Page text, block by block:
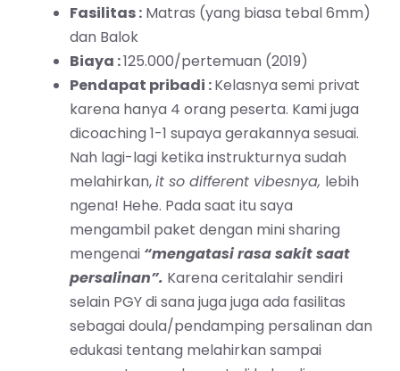
Fasilitas : Matras (yang biasa tebal 6mm)
dan Balok
Biaya :125.000/pertemuan (2019)
Pendapat pribadi :Kelasnya semi privat
karena hanya 4 orang peserta. Kami juga
dicoaching 1-1 supaya gerakannya sesuai.
Nah lagi-lagi ketika instrukturnya sudah
melahirkan,it so different vibesnya, lebih
ngena! Hehe. Pada saat itu saya
mengambil paket dengan mini sharing
mengenai “mengatasi rasa sakit saat
persalinan”. Karena ceritalahir sendiri
selain PGY di sana juga juga ada fasilitas
sebagai doula/pendamping persalinan dan
edukasi tentang melahirkan sampai